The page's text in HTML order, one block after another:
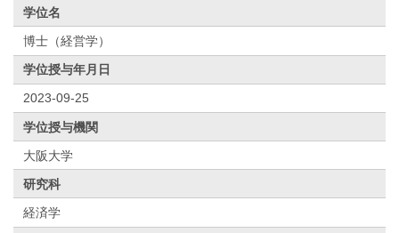
学位名
博士（経営学）
学位授与年月日
2023-09-25
学位授与機関
大阪大学
研究科
経済学